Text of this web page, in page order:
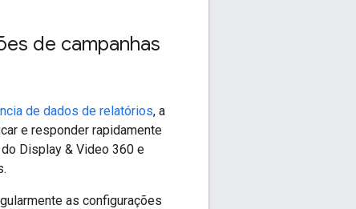
de campanhas
de dados de relatórios, a
e responder rapidamente
Display & Video 360 e
as configurações